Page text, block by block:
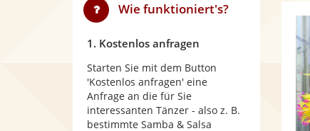
Wie funktioniert's?
1. Kostenlos anfragen
Starten Sie mit dem Button
'Kostenlos anfragen' eine
Anfrage an die für Sie
interessanten Tänzer - also z. B.
bestimmte Samba & Salsa